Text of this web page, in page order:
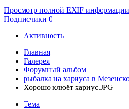
Просмотр полной EXIF информации
Подписчики 0
Активность
Главная
Галерея
Форумный альбом
рыбалка на хариуса в
Хорошо клюёт хариус.JPG
Тема